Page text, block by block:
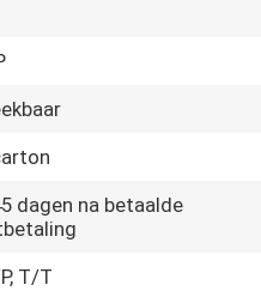
dagen na betaalde
T/T